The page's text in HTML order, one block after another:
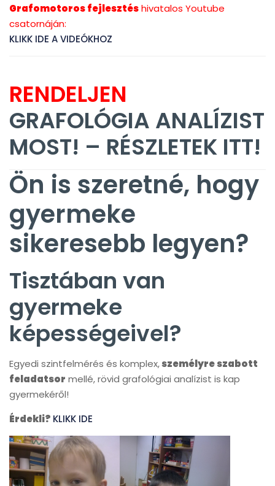
Grafomotoros fejlesztéshivatalos Youtube
csatornáján:
KLIKK IDE A VIDEÓKHOZ
RENDELJEN
GRAFOLÓGIA ANALÍZIST
MOST! – RÉSZLETEK ITT!
Ön is szeretné, hogy
gyermeke
sikeresebb legyen?
Tisztában van
gyermeke
képességeivel?
Egyedi szintfelmérés és komplex,személyre szabott
feladatsor mellé, rövid grafológiai analízist is kap
gyermekéről!
Érdekli? KLIKK IDE